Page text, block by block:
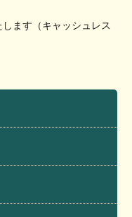
ます（キャッシュレス